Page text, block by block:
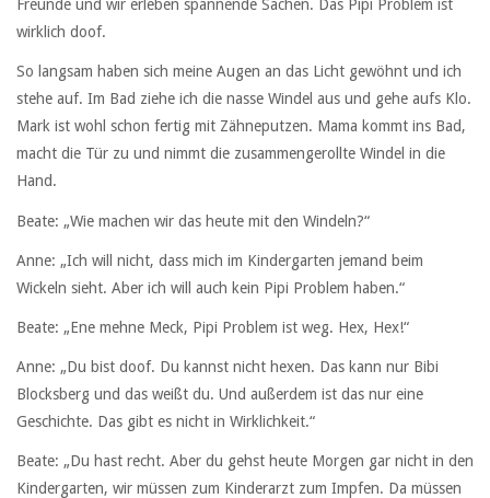
Freunde und wir erleben spannende Sachen. Das Pipi Problem ist
wirklich doof.
So langsam haben sich meine Augen an das Licht gewöhnt und ich
stehe auf. Im Bad ziehe ich die nasse Windel aus und gehe aufs Klo.
Mark ist wohl schon fertig mit Zähneputzen. Mama kommt ins Bad,
macht die Tür zu und nimmt die zusammengerollte Windel in die
Hand.
Beate: „Wie machen wir das heute mit den Windeln?“
Anne: „Ich will nicht, dass mich im Kindergarten jemand beim
Wickeln sieht. Aber ich will auch kein Pipi Problem haben.“
Beate: „Ene mehne Meck, Pipi Problem ist weg. Hex, Hex!“
Anne: „Du bist doof. Du kannst nicht hexen. Das kann nur Bibi
Blocksberg und das weißt du. Und außerdem ist das nur eine
Geschichte. Das gibt es nicht in Wirklichkeit.“
Beate: „Du hast recht. Aber du gehst heute Morgen gar nicht in den
Kindergarten, wir müssen zum Kinderarzt zum Impfen. Da müssen